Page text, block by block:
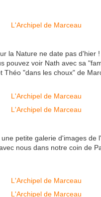
la Nature ne date pas d'hier !
pouvez voir Nath avec sa
Théo "dans les choux" de
petite galerie d'images de
nous dans notre coin de